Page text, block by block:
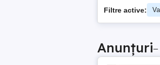
Filtre active:
Anunțuri–